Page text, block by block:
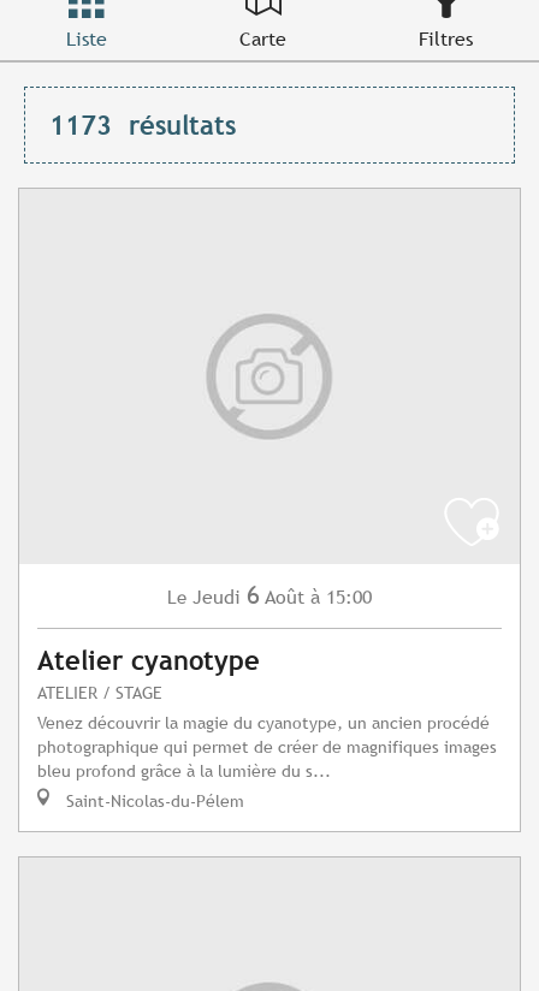
Liste Carte Filtres
1173 résultats
Le Jeudi 6 Août à 15:00
Atelier cyanotype
ATELIER / STAGE
Venez découvrir la magie du cyanotype, un ancien procédé
photographique qui permet de créer de magnifiques images
bleu profond grâce à la lumière du s...
Saint-Nicolas-du-Pélem